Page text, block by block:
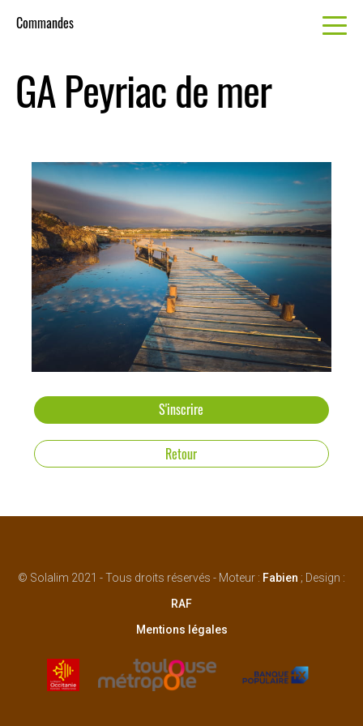
Commandes
GA Peyriac de mer
S'inscrire
Retour
© Solalim 2021 - Tous droits réservés - Moteur : Fabien ; Design :
RAF
Mentions légales